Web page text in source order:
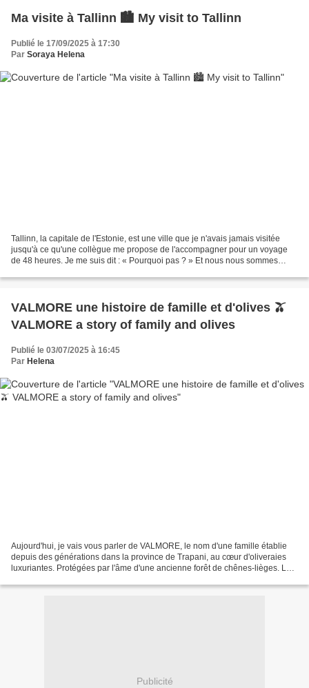
Ma visite à Tallinn 🏙️ My visit to Tallinn
Publié le 17/09/2025 à 17:30
Par Soraya Helena
Tallinn, la capitale de l'Estonie, est une ville que je n'avais jamais visitée
jusqu'à ce qu'une collègue me propose de l'accompagner pour un voyage
de 48 heures. Je me suis dit : « Pourquoi pas ? » Et nous nous sommes
VALMORE une histoire de famille et d'olives 🫒
VALMORE a story of family and olives
Publié le 03/07/2025 à 16:45
Par Helena
Aujourd'hui, je vais vous parler de VALMORE, le nom d'une famille établie
depuis des générations dans la province de Trapani, au cœur d'oliveraies
luxuriantes. Protégées par l'âme d'une ancienne forêt de chênes-lièges. Le
Publicité